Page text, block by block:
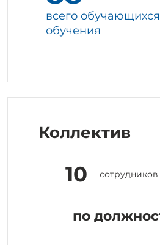
всего
обучения
Коллектив
10 сотрудников
по